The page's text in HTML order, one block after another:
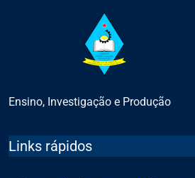
Ensino, Investigação e Produção
Links rápidos